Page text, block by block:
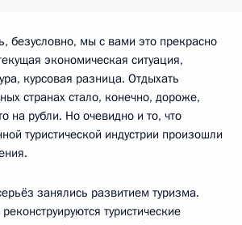
безусловно, мы с вами это прекрасно
экономическая ситуация,
курсовая разница. Отдыхать
странах стало, конечно, дороже,
на рубли. Но очевидно и то, что
туристической индустрии произошли
занялись развитием туризма.
туристические